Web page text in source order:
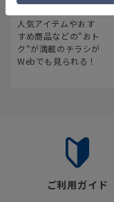
最新のお買い得情報
人気アイテムやおす
すめ商品などの“おト
ク“が満載のチラシが
Webでも見られる！
ご利用ガイド